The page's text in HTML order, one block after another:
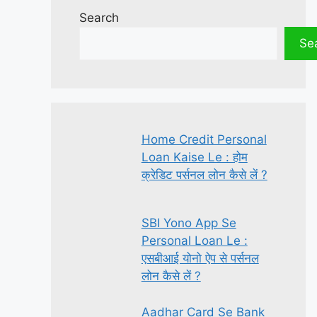
Search
Home Credit Personal
Loan Kaise Le : होम
क्रेडिट पर्सनल लोन कैसे लें ?
SBI Yono App Se
Personal Loan Le :
एसबीआई योनो ऐप से पर्सनल
लोन कैसे लें ?
Aadhar Card Se Bank